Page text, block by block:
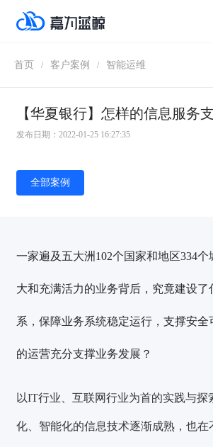
首页 / 客户案例 / 智能运维
发布日期：2022-01-25 16:27:35
全部案例
一家遍及五大洲102个国家和地区334
大和充满活力的业务背后，究竟建设了
系，保障业务系统稳定运行，支撑安全
的运营充分支撑业务发展？
以IT行业、互联网行业为首的实践与探
化、智能化的信息技术逐渐成熟，也在